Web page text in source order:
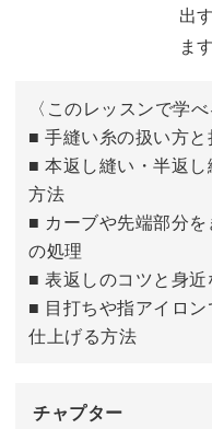
生地の下半分に1cm
返し口の印をつける
まち針をつけて固定す
出
ます
〈このレッスンで学べ
■ 手縫い糸の扱い方
■ 本返し縫い・半返
方法
■ カーブや先端部分
の処理
■ 表返しのコツと身
■ 目打ちや指アイロ
仕上げる方法
チャプター